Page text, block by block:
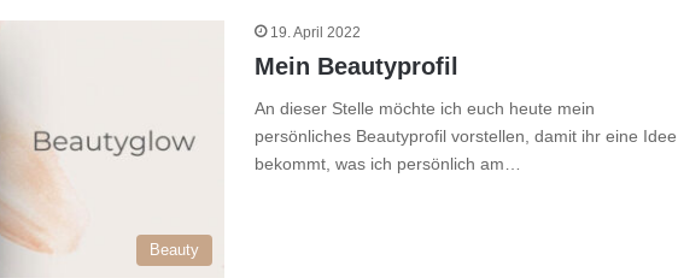
Beauty
19. April 2022
Mein Beautyprofil
An dieser Stelle möchte ich euch heute mein
persönliches Beautyprofil vorstellen, damit ihr eine Idee
bekommt, was ich persönlich am…